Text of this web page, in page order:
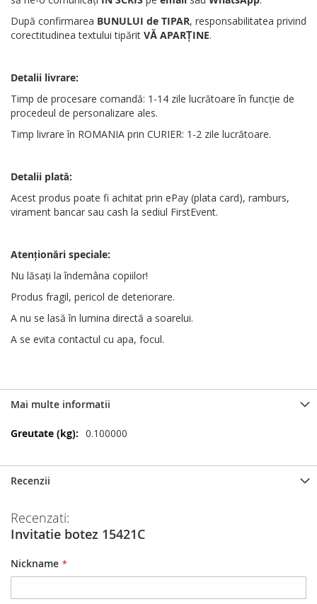
După confirmarea BUNULUI de TIPAR, responsabilitatea privind
corectitudinea textului tipărit VĂ APARȚINE.
Detalii livrare:
Timp de procesare comandă: 1-14 zile lucrătoare în funcție de
procedeul de personalizare ales.
Timp livrare în ROMANIA prin CURIER: 1-2 zile lucrătoare.
Detalii plată:
Acest produs poate fi achitat prin ePay (plata card), ramburs,
virament bancar sau cash la sediul FirstEvent.
Atenționări speciale:
Nu lăsați la îndemâna copiilor!
Produs fragil, pericol de deteriorare.
A nu se lasă în lumina directă a soarelui.
A se evita contactul cu apa, focul.
Mai multe informatii
Mai
0.100000
Recenzii
Recenzati:
Invitatie botez 15421C
Nickname